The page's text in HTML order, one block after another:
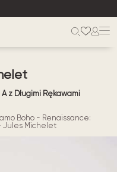
z Długimi Rękawami
Boho - Renaissance:
Jules Michelet